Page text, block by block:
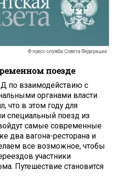
© пресс-служба Совета Федерации
поезде
по взаимодействию с
органами власти
что в этом году для
специальный поезд из
самые современные
два вагона-ресторана и
все возможное, чтобы
участники
Путешествие становится